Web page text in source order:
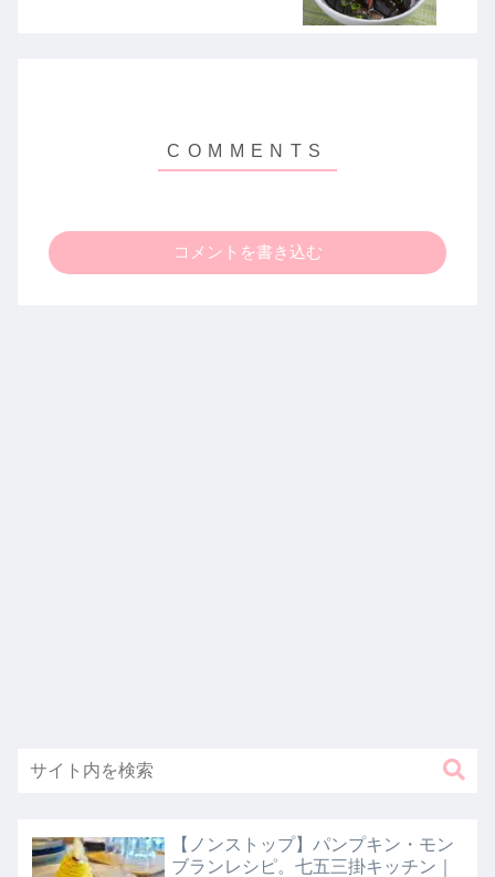
コメントを書き込む
【ノンストップ】パンプキン・モン
ブランレシピ。七五三掛キッチン｜